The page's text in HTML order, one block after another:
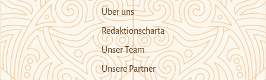
Über uns
Redaktionscharta
Unser Team
Unsere Partner